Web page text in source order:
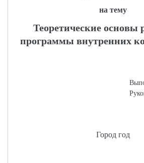
на тему
Теоретические основы
программы внутренних
Город год